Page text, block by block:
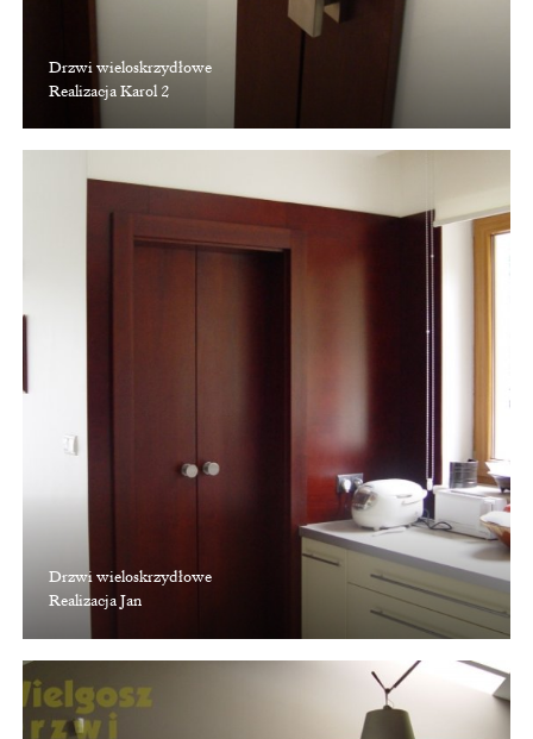
Drzwi wieloskrzydłowe
Realizacja Karol 2
Drzwi wieloskrzydłowe
Realizacja Jan